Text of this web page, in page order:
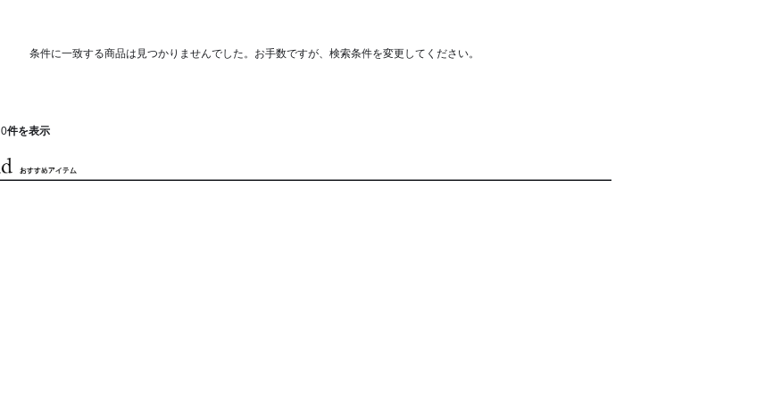
条件に一致する商品は見つかりませんでした。お手数ですが、検索条件を変更してください。
0件を表示